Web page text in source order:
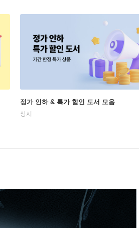
정가 인하 & 특가 할인 도서 모음
상시